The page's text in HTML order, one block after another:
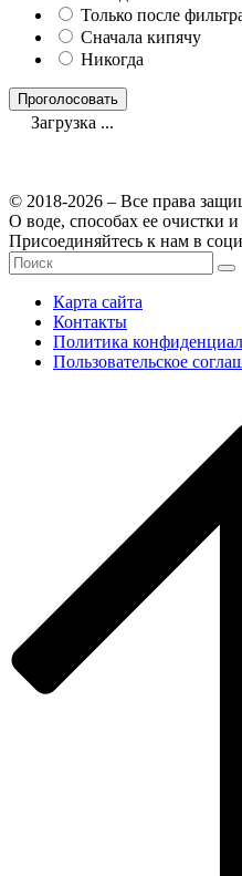
Только после
Сначала кипячу
Никогда
Загрузка ...
© 2018-2026 – Все права
О воде, способах ее очистки
Присоединяйтесь к нам в
Карта сайта
Контакты
Политика
Пользовательское